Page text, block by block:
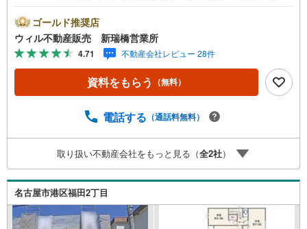
です。新瑞橋駅から徒歩1分の店舗には、キッズスペースや
おむつ替えスペースを完備しており、お子様連れのお客様
も安心してご利用いただけます。●平日のお住まい探しの方
へ●弊社では平日にご内覧や契約を希望されるお客様のため
に、「平日会員制度」という割引プランをご用意していま
す。●お仕事で忙しい方へ●午前10時から午後7時まで、毎
間外でのご内覧にも対応いたします。また、オンライン内
弊社は定休日なく営業しており、当日のご内覧も承りま
す。弊社で掲載している物件以外にもご紹介可能ですの
で、一度ご相談ください。●その他の相談もプロが対応●物
件に関することはもちろん、住宅ローンなどの資金面やリ
フォームに関することなど、お住まいに関するどんなこと
でもお気軽にご相談ください。
ゴールド推奨店
ウィル不動産販売 新瑞橋営業所
4.71 不動産会社レビュー 28件
資料をもらう （無料）
電話する （通話料無料）
取り扱い不動産会社をもっと見る（全2社）
名古屋市港区福田2丁目